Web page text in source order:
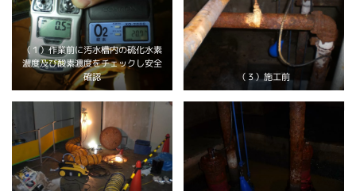
（１）作業前に汚水槽内の硫化水素
濃度及び酸素濃度をチェックし安全
確認 （３）施工前